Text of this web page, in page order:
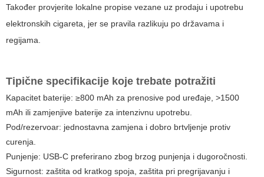
Također provjerite lokalne propise vezane uz prodaju i upotrebu
elektronskih cigareta, jer se pravila razlikuju po državama i
regijama.
Tipične specifikacije koje trebate potražiti
Kapacitet baterije: ≥800 mAh za prenosive pod uređaje, >1500
mAh ili zamjenjive baterije za intenzivnu upotrebu.
Pod/rezervoar: jednostavna zamjena i dobro brtvljenje protiv
curenja.
Punjenje: USB-C preferirano zbog brzog punjenja i dugoročnosti.
Sigurnost: zaštita od kratkog spoja, zaštita pri pregrijavanju i